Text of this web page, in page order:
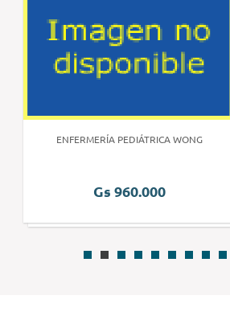
ENFERMERÍA PEDIÁTRICA WONG
Gs 960.000